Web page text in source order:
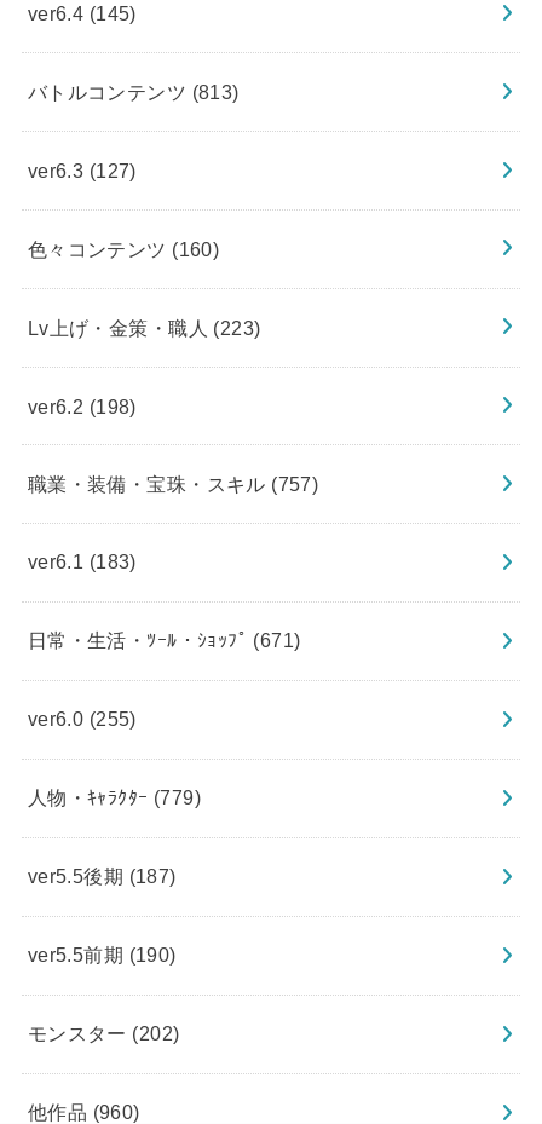
ver6.4 (145)
バトルコンテンツ (813)
ver6.3 (127)
色々コンテンツ (160)
Lv上げ・金策・職人 (223)
ver6.2 (198)
職業・装備・宝珠・スキル (757)
ver6.1 (183)
日常・生活・ﾂｰﾙ・ｼｮｯﾌﾟ (671)
ver6.0 (255)
人物・ｷｬﾗｸﾀｰ (779)
ver5.5後期 (187)
ver5.5前期 (190)
モンスター (202)
他作品 (960)